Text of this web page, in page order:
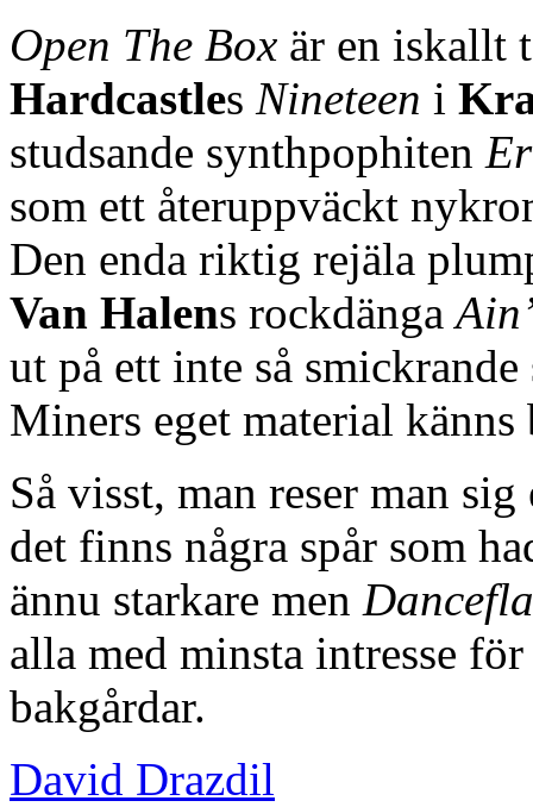
Open The Box är en iskallt
Hardcastles Nineteen i
studsande synthpophiten
som ett återuppväckt
Den enda riktig rejäla
Van Halens rockdänga
ut på ett inte så
Miners eget material
Så visst, man reser man
det finns några spår som
ännu starkare men
alla med minsta intresse
bakgårdar.
David Drazdil